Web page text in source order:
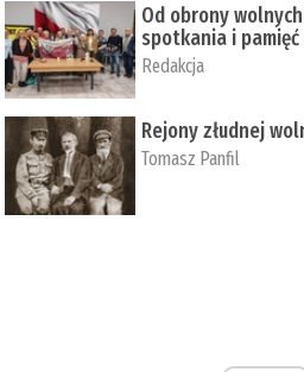
Od obrony
spotkania i
Redakcja
Rejony złudnej
Tomasz Panfil